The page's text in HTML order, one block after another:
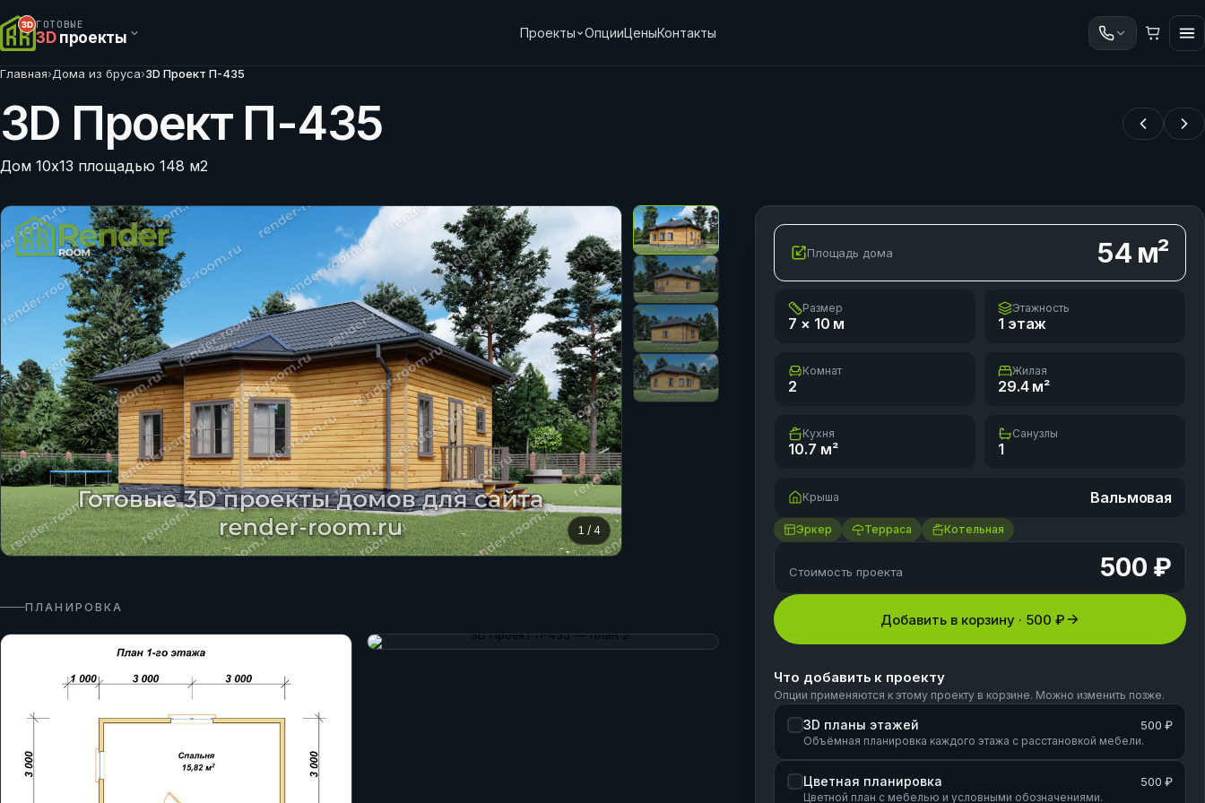
ГОТОВЫЕ
3Dпроекты Проекты ОпцииЦеныКонтакты
Главная›Дома из бруса›3D Проект П-435
3D Проект П-435
Дом 10х13 площадью 148 м2
1 /4
ПЛАНИРОВКА
Площадь дома 54м²
Размер
7 × 10 м
Этажность
1 этаж
Комнат
2
Жилая
29.4м²
Кухня
10.7 м²
Санузлы
1
Крыша Вальмовая
Эркер Терраса Котельная
Стоимость проекта 500 ₽
Добавить в корзину · 500 ₽
Что добавить к проекту
Опции применяются к этому проекту в корзине. Можно изменить позже.
3D планы этажей 500 ₽
Объёмная планировка каждого этажа с расстановкой мебели.
Цветная планировка 500 ₽
Цветной план с мебелью и условными обозначениями.